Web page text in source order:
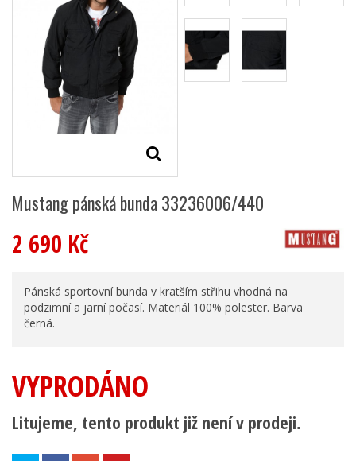
Mustang pánská bunda 33236006/440
2 690 Kč
Pánská sportovní bunda v kratším střihu vhodná na
podzimní a jarní počasí. Materiál 100% polester. Barva
černá.
VYPRODÁNO
Litujeme, tento produkt již není v prodeji.